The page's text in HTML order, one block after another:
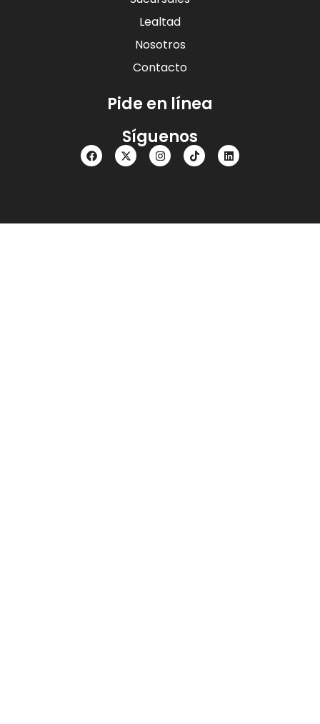
Lealtad
Nosotros
Contacto
Pide en línea
Síguenos